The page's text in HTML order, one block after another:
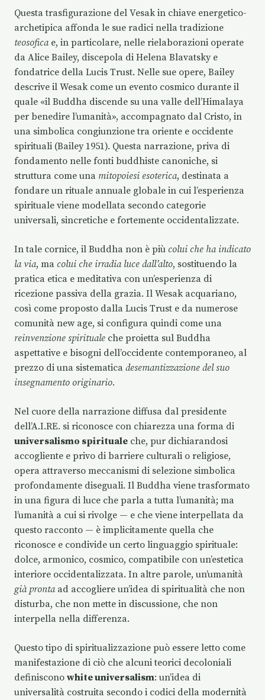
Questa trasfigurazione del Vesak in chiave energetico-
archetipica affonda le sue radici nella tradizione
teosoficae, in particolare, nelle rielaborazioni operate
da Alice Bailey, discepola di Helena Blavatsky e
fondatrice della Lucis Trust. Nelle sue opere, Bailey
descrive il Wesak come un evento cosmico durante il
quale «il Buddha discende su una valle dell’Himalaya
per benedire l’umanità», accompagnato dal Cristo, in
una simbolica congiunzione tra oriente e occidente
spirituali (Bailey 1951). Questa narrazione, priva di
fondamento nelle fonti buddhiste canoniche, si
struttura come una mitopoiesi esoterica, destinata a
fondare un rituale annuale globale in cui l’esperienza
spirituale viene modellata secondo categorie
universali, sincretiche e fortemente occidentalizzate.
In tale cornice, il Buddha non è più colui che ha indicato
la via, ma colui che irradia luce dall’alto, sostituendo la
pratica etica e meditativa con un’esperienza di
ricezione passiva della grazia. Il Wesak acquariano,
così come proposto dalla Lucis Trust e da numerose
comunità new age, si configura quindi come una
reinvenzione spirituale che proietta sul Buddha
aspettative e bisogni dell’occidente contemporaneo, al
prezzo di una sistematica desemantizzazione del suo
insegnamento originario.
Nel cuore della narrazione diffusa dal presidente
dell’A.I.RE. si riconosce con chiarezza una forma di
universalismo spirituale che, pur dichiarandosi
accogliente e privo di barriere culturali o religiose,
opera attraverso meccanismi di selezione simbolica
profondamente diseguali. Il Buddha viene trasformato
in una figura di luce che parla a tutta l’umanità; ma
l’umanità a cui si rivolge — e che viene interpellata da
questo racconto — è implicitamente quella che
riconosce e condivide un certo linguaggio spirituale:
dolce, armonico, cosmico, compatibile con un’estetica
interiore occidentalizzata. In altre parole, un’umanità
già prontaad accogliere un’idea di spiritualità che non
disturba, che non mette in discussione, che non
interpella nella differenza.
Questo tipo di spiritualizzazione può essere letto come
manifestazione di ciò che alcuni teorici decoloniali
definiscono white universalism: un’idea di
universalità costruita secondo i codici della modernità